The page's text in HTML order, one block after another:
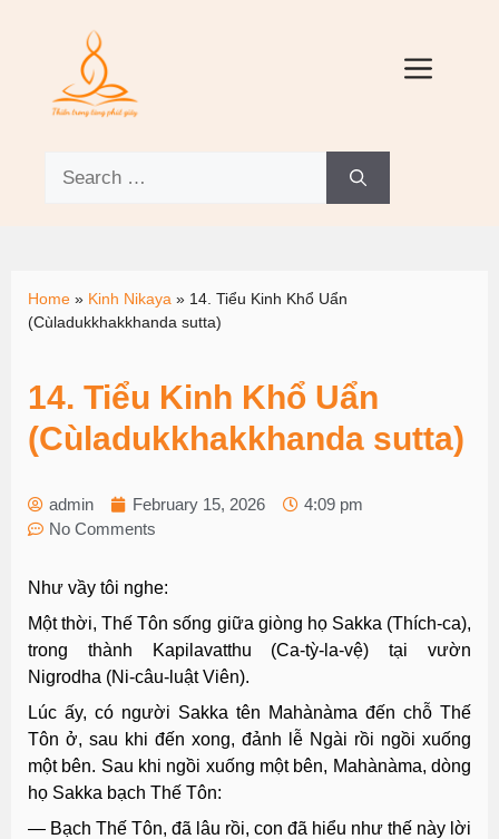
Home » Kinh Nikaya » 14. Tiểu Kinh Khổ Uẩn
(Cùladukkhakkhanda sutta)
14. Tiểu Kinh Khổ Uẩn
(Cùladukkhakkhanda sutta)
admin February 15, 2026
4:09 pm
No Comments
Như vầy tôi nghe:
Một thời, Thế Tôn sống giữa giòng họ Sakka (Thích-ca),
trong thành Kapilavatthu (Ca-tỳ-la-vệ) tại vườn
Nigrodha (Ni-câu-luật Viên).
Lúc ấy, có người Sakka tên Mahànàma đến chỗ Thế
Tôn ở, sau khi đến xong, đảnh lễ Ngài rồi ngồi xuống
một bên. Sau khi ngồi xuống một bên, Mahànàma, dòng
họ Sakka bạch Thế Tôn:
— Bạch Thế Tôn, đã lâu rồi, con đã hiểu như thế này lời